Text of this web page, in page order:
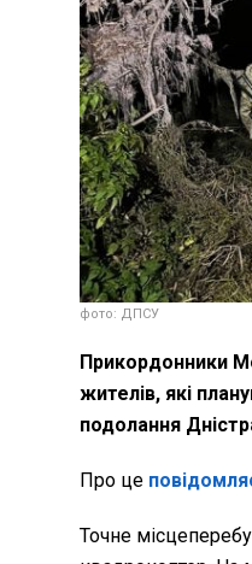
фото: ДПСУ
Прикордонники
жителів, які
подолання
Про це
Точне